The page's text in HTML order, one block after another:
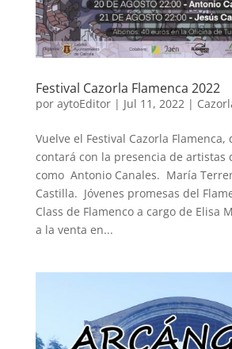
Festival Cazorla Flamenca 2022
por aytoEditor| Jul 11, 2022|
Vuelve el Festival Cazorla Flamenca,
contará con la presencia de artistas
como Antonio Canales. María
Castilla. Jóvenes promesas del
Class de Flamenco a cargo de Elisa
a la venta en...